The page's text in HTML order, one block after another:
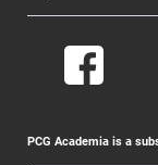
PCG Academia is a